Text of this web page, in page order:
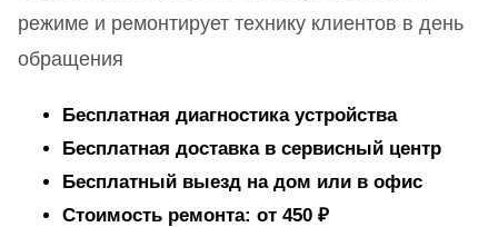
режиме и ремонтирует технику клиентов в день
обращения
Бесплатная диагностика устройства
Бесплатная доставка в сервисный центр
Бесплатный выезд на дом или в офис
Стоимость ремонта: от 450 ₽